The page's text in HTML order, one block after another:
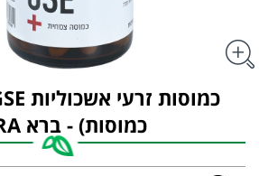
כמוסות) - ברא BARA